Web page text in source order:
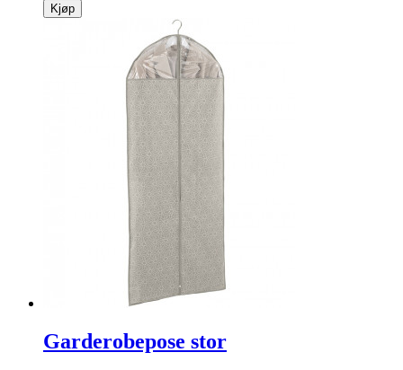
Kjøp
Garderobepose stor